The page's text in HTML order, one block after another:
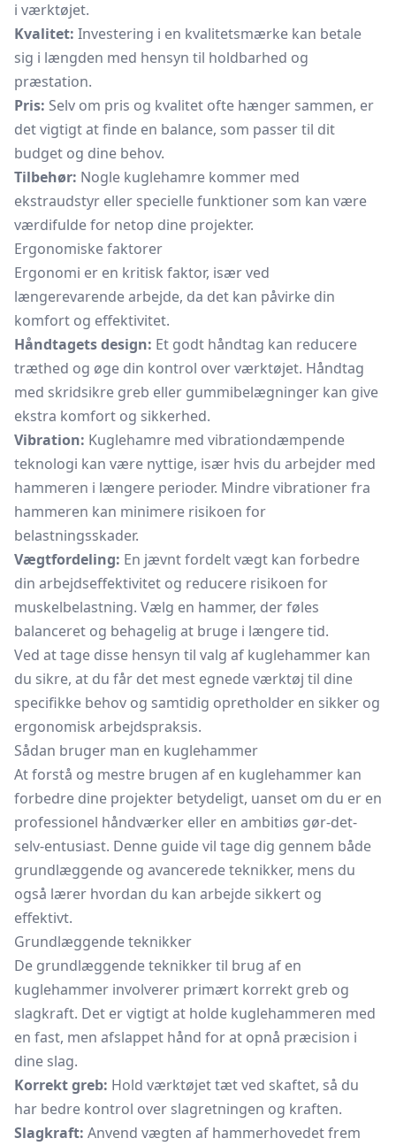
i værktøjet.
Kvalitet: Investering i en kvalitetsmærke kan betale
sig i længden med hensyn til holdbarhed og
præstation.
Pris: Selv om pris og kvalitet ofte hænger sammen, er
det vigtigt at finde en balance, som passer til dit
budget og dine behov.
Tilbehør: Nogle kuglehamre kommer med
ekstraudstyr eller specielle funktioner som kan være
værdifulde for netop dine projekter.
Ergonomiske faktorer
Ergonomi er en kritisk faktor, især ved
længerevarende arbejde, da det kan påvirke din
komfort og effektivitet.
Håndtagets design: Et godt håndtag kan reducere
træthed og øge din kontrol over værktøjet. Håndtag
med skridsikre greb eller gummibelægninger kan give
ekstra komfort og sikkerhed.
Vibration: Kuglehamre med vibrationdæmpende
teknologi kan være nyttige, især hvis du arbejder med
hammeren i længere perioder. Mindre vibrationer fra
hammeren kan minimere risikoen for
belastningsskader.
Vægtfordeling: En jævnt fordelt vægt kan forbedre
din arbejdseffektivitet og reducere risikoen for
muskelbelastning. Vælg en hammer, der føles
balanceret og behagelig at bruge i længere tid.
Ved at tage disse hensyn til valg af kuglehammer kan
du sikre, at du får det mest egnede værktøj til dine
specifikke behov og samtidig opretholder en sikker og
ergonomisk arbejdspraksis.
Sådan bruger man en kuglehammer
At forstå og mestre brugen af en kuglehammer kan
forbedre dine projekter betydeligt, uanset om du er en
professionel håndværker eller en ambitiøs gør-det-
selv-entusiast. Denne guide vil tage dig gennem både
grundlæggende og avancerede teknikker, mens du
også lærer hvordan du kan arbejde sikkert og
effektivt.
Grundlæggende teknikker
De grundlæggende teknikker til brug af en
kuglehammer involverer primært korrekt greb og
slagkraft. Det er vigtigt at holde kuglehammeren med
en fast, men afslappet hånd for at opnå præcision i
dine slag.
Korrekt greb: Hold værktøjet tæt ved skaftet, så du
har bedre kontrol over slagretningen og kraften.
Slagkraft: Anvend vægten af hammerhovedet frem